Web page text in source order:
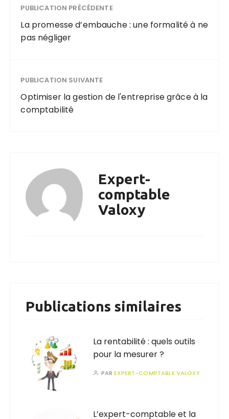
PUBLICATION PRÉCÉDENTE
La promesse d’embauche : une formalité à ne
pas négliger
PUBLICATION SUIVANTE
Optimiser la gestion de l'entreprise grâce à la
comptabilité
Expert-
comptable
Valoxy
Publications similaires
La rentabilité : quels outils
pour la mesurer ?
PAREXPERT-COMPTABLE VALOXY
L’expert-comptable et la